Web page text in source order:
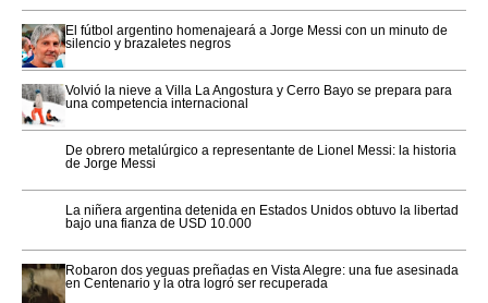
El fútbol argentino homenajeará a Jorge Messi con un minuto de
silencio y brazaletes negros
Volvió la nieve a Villa La Angostura y Cerro Bayo se prepara para
una competencia internacional
De obrero metalúrgico a representante de Lionel Messi: la historia
de Jorge Messi
La niñera argentina detenida en Estados Unidos obtuvo la libertad
bajo una fianza de USD 10.000
Robaron dos yeguas preñadas en Vista Alegre: una fue asesinada
en Centenario y la otra logró ser recuperada